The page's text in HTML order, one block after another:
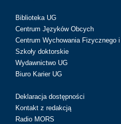
Biblioteka UG
Centrum Języków Obcych
Centrum Wychowania Fizycznego
Szkoły doktorskie
Wydawnictwo UG
Biuro Karier UG
Deklaracja dostępności
Kontakt z redakcją
Radio MORS